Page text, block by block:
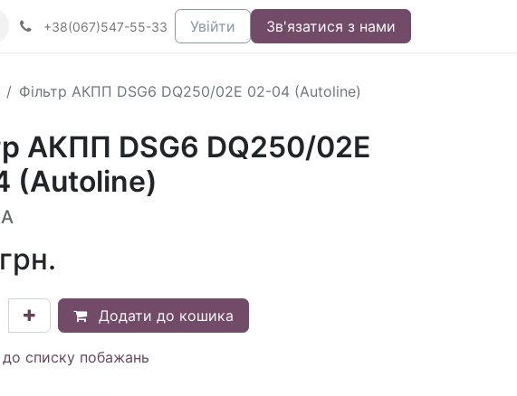
+38(067)547-55-33 Увійти Зв'язатися з нами
Фільтр АКПП DSG6 DQ250/02E 02-04 (Autoline)
АКПП DSG6 DQ250/02E
(Autoline)
грн.
Додати до кошика
списку побажань